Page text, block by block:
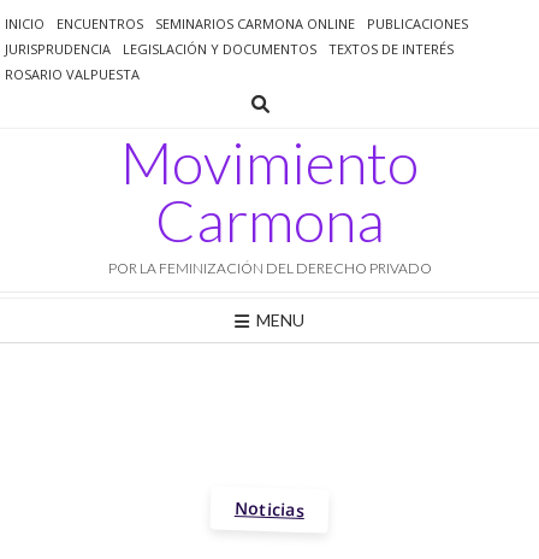
al
contenido
INICIO ENCUENTROS SEMINARIOS CARMONA ONLINE
PUBLICACIONES
JURISPRUDENCIA
LEGISLACIÓN Y DOCUMENTOS
TEXTOS DE INTERÉS
ROSARIO VALPUESTA
Movimiento
Carmona
POR LA FEMINIZACIÓN DEL DERECHO PRIVADO
MENU
Noticias